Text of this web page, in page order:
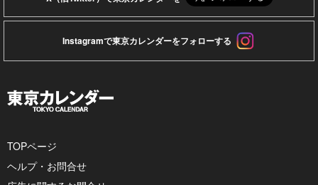
Instagramで東京カレンダーをフォローする
TOPページ
ヘルプ・お問合せ